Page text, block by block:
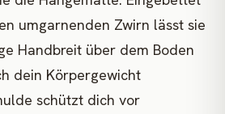
umgarnenden Zwirn lässt sie
Handbreit über dem Boden
dein Körpergewicht
schützt dich vor